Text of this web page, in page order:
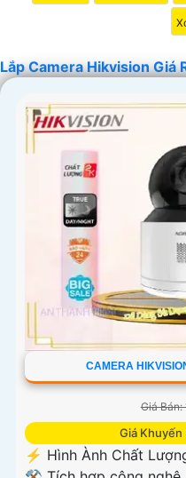
Lắp Camera Hikvision Giá
CAMERA
Giá
Giá Khuyến
️⚡ Hình Ành Chất